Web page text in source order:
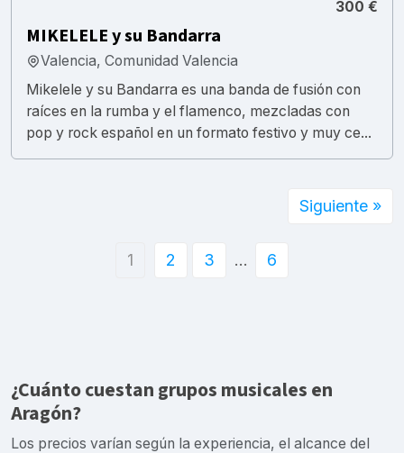
300 €
MIKELELE y su Bandarra
Valencia, Comunidad Valencia
Mikelele y su Bandarra es una banda de fusión con
raíces en la rumba y el flamenco, mezcladas con
pop y rock español en un formato festivo y muy ce...
1 2 3 … 6
Siguiente »
¿Cuánto cuestan grupos musicales en
Aragón?
Los precios varían según la experiencia, el alcance del